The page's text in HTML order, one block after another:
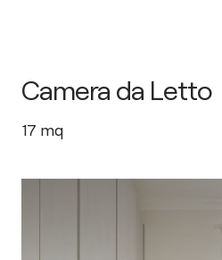
Camera da Letto
17 mq